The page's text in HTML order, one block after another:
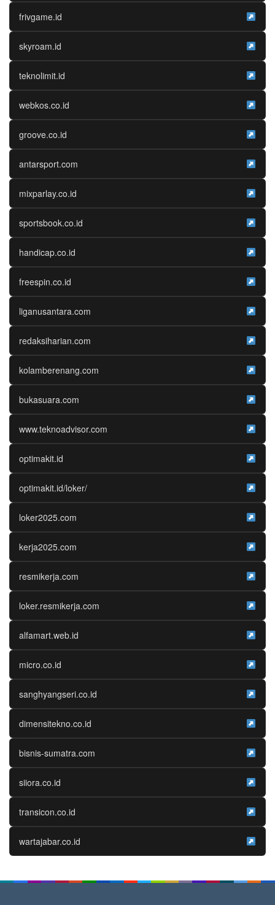
frivgame.id
skyroam.id
teknolimit.id
webkos.co.id
groove.co.id
antarsport.com
mixparlay.co.id
sportsbook.co.id
handicap.co.id
freespin.co.id
liganusantara.com
redaksiharian.com
kolamberenang.com
bukasuara.com
www.teknoadvisor.com
optimakit.id
optimakit.id/loker/
loker2025.com
kerja2025.com
resmikerja.com
loker.resmikerja.com
alfamart.web.id
micro.co.id
sanghyangseri.co.id
dimensitekno.co.id
bisnis-sumatra.com
siiora.co.id
transicon.co.id
wartajabar.co.id